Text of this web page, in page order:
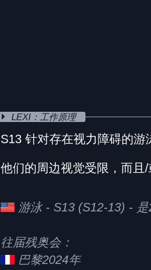
LEXI：工作原理
S13 针对存在视力障碍的游
他们的周边视觉受限，而且
游泳 - S13 (S12-13) -
往届残奥会：
巴黎2024年